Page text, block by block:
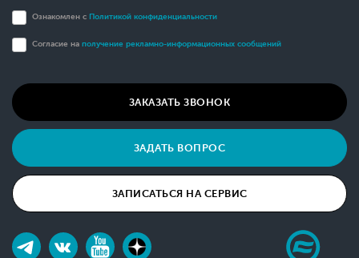
Ознакомлен с Политикой конфиденциальности
Согласие на получение рекламно-информационных сообщений
ЗАКАЗАТЬ ЗВОНОК
ЗАДАТЬ ВОПРОС
ЗАПИСАТЬСЯ НА СЕРВИС